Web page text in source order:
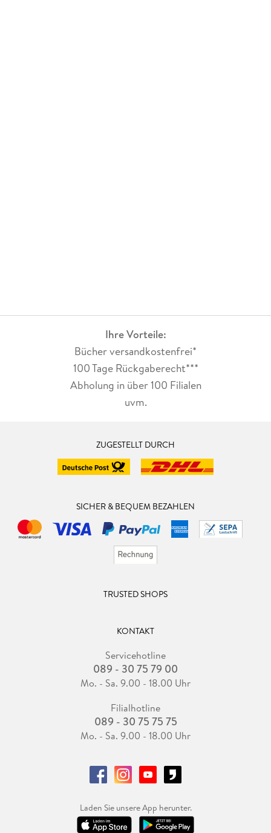
Ihre Vorteile:
Bücher versandkostenfrei*
100 Tage Rückgaberecht***
Abholung in über 100 Filialen
uvm.
ZUGESTELLT DURCH
SICHER & BEQUEM BEZAHLEN
TRUSTED SHOPS
KONTAKT
Servicehotline
089 - 30 75 79 00
Mo. - Sa. 9.00 - 18.00 Uhr
Filialhotline
089 - 30 75 75 75
Mo. - Sa. 9.00 - 18.00 Uhr
Laden Sie unsere App herunter.